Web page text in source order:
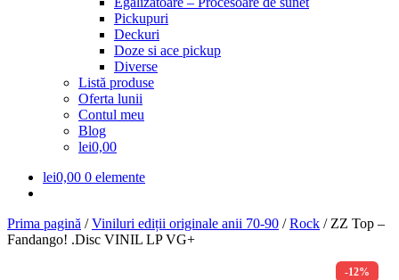
meniul
copil
Pickupuri
Deckuri
Doze si ace pickup
Diverse
Listă produse
Oferta lunii
Contul meu
Blog
lei0,00
lei0,00 0 elemente
Prima pagină /Viniluri ediții originale anii 70-90 /Rock / ZZ Top –
Fandango! .Disc VINIL LP VG+
-12%